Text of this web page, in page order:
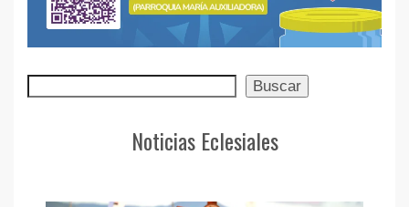
Buscar Buscar
Noticias Eclesiales